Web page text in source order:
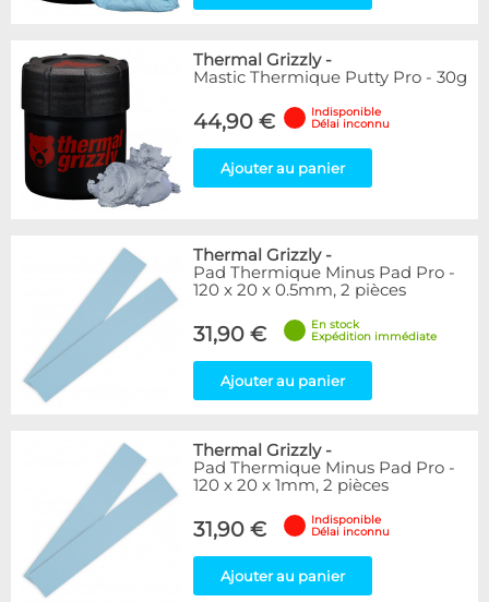
Thermal Grizzly-
Mastic Thermique Putty Pro - 30g
44,90 €
Indisponible
Délai inconnu
Ajouter au panier
Thermal Grizzly-
Pad Thermique Minus Pad Pro -
120 x 20 x 0.5mm, 2 pièces
31,90 €
En stock
Expédition immédiate
Ajouter au panier
Thermal Grizzly-
Pad Thermique Minus Pad Pro -
120 x 20 x 1mm, 2 pièces
31,90 €
Indisponible
Délai inconnu
Ajouter au panier